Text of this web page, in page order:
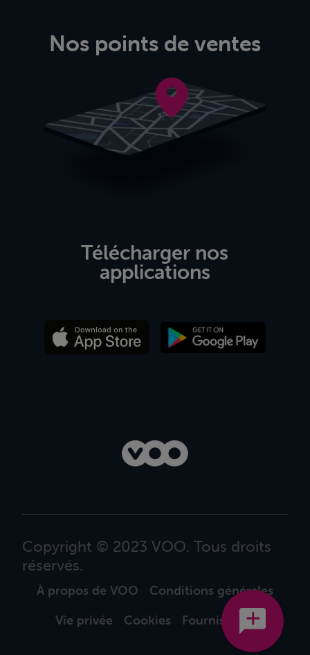
Nos points de ventes
Télécharger nos
applications
Copyright © 2023 VOO. Tous droits
réservés.
À propos de VOO
Conditions générales
Vie privée
Cookies Fournisseurs